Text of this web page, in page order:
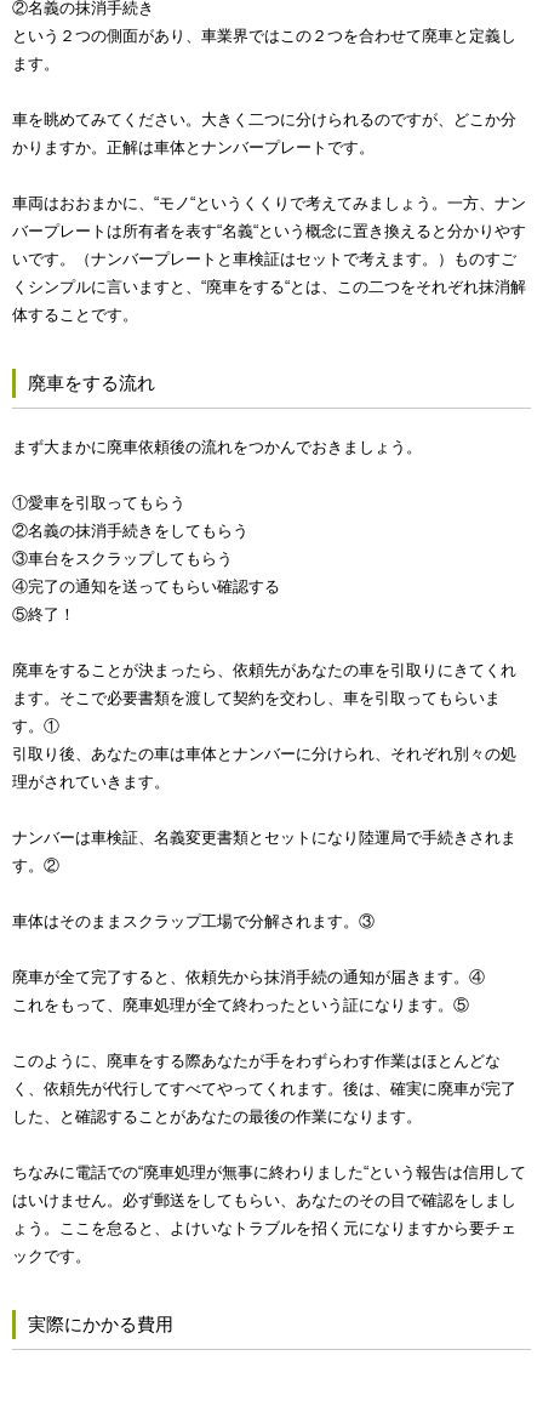
②名義の抹消手続き
という２つの側面があり、車業界ではこの２つを合わせて廃車と定義し
ます。
車を眺めてみてください。大きく二つに分けられるのですが、どこか分
かりますか。正解は車体とナンバープレートです。
車両はおおまかに、“モノ“というくくりで考えてみましょう。一方、ナン
バープレートは所有者を表す“名義“という概念に置き換えると分かりやす
いです。（ナンバープレートと車検証はセットで考えます。）ものすご
くシンプルに言いますと、“廃車をする“とは、この二つをそれぞれ抹消解
体することです。
廃車をする流れ
まず大まかに廃車依頼後の流れをつかんでおきましょう。
①愛車を引取ってもらう
②名義の抹消手続きをしてもらう
③車台をスクラップしてもらう
④完了の通知を送ってもらい確認する
⑤終了！
廃車をすることが決まったら、依頼先があなたの車を引取りにきてくれ
ます。そこで必要書類を渡して契約を交わし、車を引取ってもらいま
す。①
引取り後、あなたの車は車体とナンバーに分けられ、それぞれ別々の処
理がされていきます。
ナンバーは車検証、名義変更書類とセットになり陸運局で手続きされま
す。②
車体はそのままスクラップ工場で分解されます。③
廃車が全て完了すると、依頼先から抹消手続の通知が届きます。④
これをもって、廃車処理が全て終わったという証になります。⑤
このように、廃車をする際あなたが手をわずらわす作業はほとんどな
く、依頼先が代行してすべてやってくれます。後は、確実に廃車が完了
した、と確認することがあなたの最後の作業になります。
ちなみに電話での“廃車処理が無事に終わりました“という報告は信用して
はいけません。必ず郵送をしてもらい、あなたのその目で確認をしまし
ょう。ここを怠ると、よけいなトラブルを招く元になりますから要チェ
ックです。
実際にかかる費用